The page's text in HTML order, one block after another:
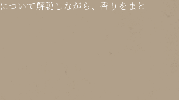
について解説しながら、香りをまと